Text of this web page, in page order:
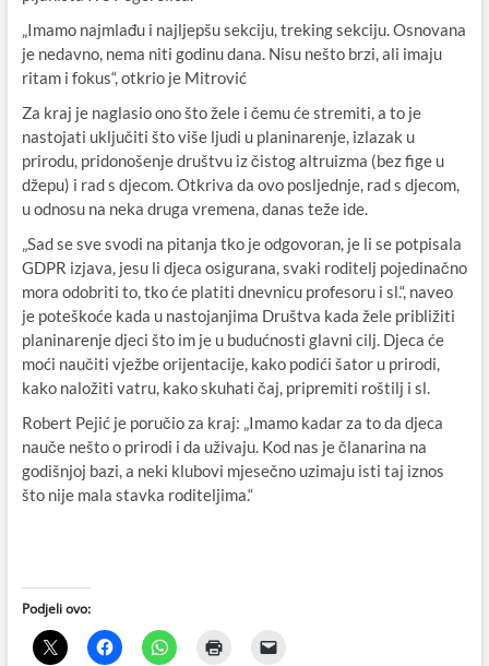
„Imamo najmlađu i najljepšu sekciju, treking sekciju. Osnovana
je nedavno, nema niti godinu dana. Nisu nešto brzi, ali imaju
ritam i fokus“, otkrio je Mitrović
Za kraj je naglasio ono što žele i čemu će stremiti, a to je
nastojati uključiti što više ljudi u planinarenje, izlazak u
prirodu, pridonošenje društvu iz čistog altruizma (bez fige u
džepu) i rad s djecom. Otkriva da ovo posljednje, rad s djecom,
u odnosu na neka druga vremena, danas teže ide.
„Sad se sve svodi na pitanja tko je odgovoran, je li se potpisala
GDPR izjava, jesu li djeca osigurana, svaki roditelj pojedinačno
mora odobriti to, tko će platiti dnevnicu profesoru i sl.“, naveo
je poteškoće kada u nastojanjima Društva kada žele približiti
planinarenje djeci što im je u budućnosti glavni cilj. Djeca će
moći naučiti vježbe orijentacije, kako podići šator u prirodi,
kako naložiti vatru, kako skuhati čaj, pripremiti roštilj i sl.
Robert Pejić je poručio za kraj: „Imamo kadar za to da djeca
nauče nešto o prirodi i da uživaju. Kod nas je članarina na
godišnjoj bazi, a neki klubovi mjesečno uzimaju isti taj iznos
što nije mala stavka roditeljima.“
Podjeli ovo: